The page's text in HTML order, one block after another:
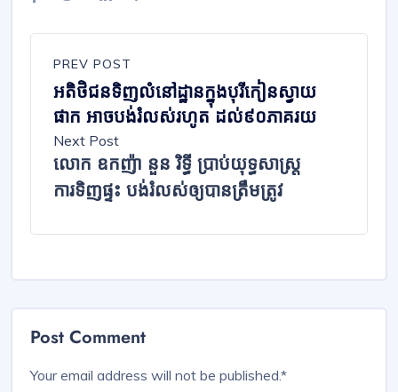
PREV POST
អតិថិជន​ទិញ​លំនៅ​ដ្ឋាន​ក្នុង​បុរី​កៀនស្វាយ​
ផាក​ អាច​បង់​រំលស់​រហូត​ ដល់៩០ភាគរយ​
Next Post
លោក ឧកញ៉ា នួន រិទ្ធី ប្រាប់យុទ្ធសាស្រ្ដ
ការទិញផ្ទះ បង់រំលស់ឲ្យបានត្រឹមត្រូវ
Post Comment
Your email address will not be published.*